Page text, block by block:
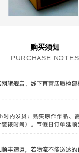
购买须知
PURCHASE NOTES